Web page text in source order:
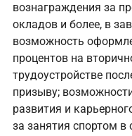
вознаграждения за
окладов и более, в
возможность
процентов на
трудоустройстве
призыву;
развития и
за занятия спортом в